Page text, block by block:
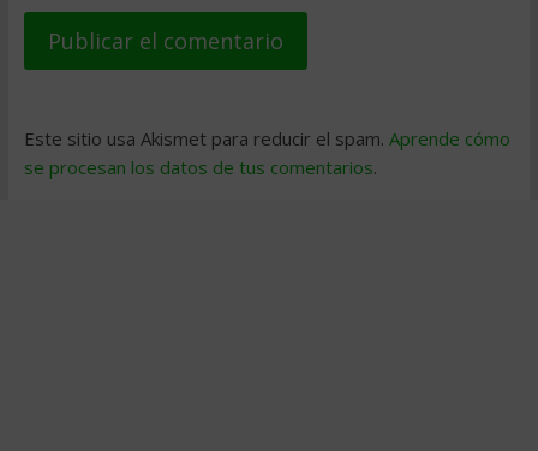
Este sitio usa Akismet para reducir el spam. Aprende cómo
se procesan los datos de tus comentarios.